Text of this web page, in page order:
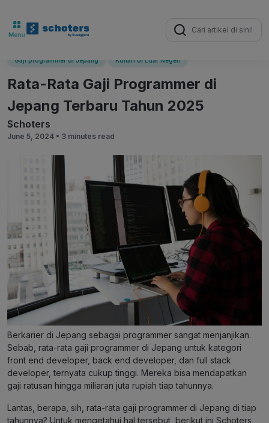
Search
for:
Gaji programmer di Jepang Kuliah di Luar Negeri
Rata-Rata Gaji Programmer di
Jepang Terbaru Tahun 2025
Schoters
June 5, 2024 • 3 minutes read
Berkarier di Jepang sebagai programmer sangat menjanjikan.
Sebab, rata-rata gaji programmer di Jepang untuk kategori
front end developer, back end developer, dan full stack
developer, ternyata cukup tinggi. Mereka bisa mendapatkan
gaji ratusan hingga miliaran juta rupiah tiap tahunnya.
Lantas, berapa, sih, rata-rata gaji programmer di Jepang di tiap
tahunnya? Untuk mengetahui hal tersebut, berikut ini Schoters